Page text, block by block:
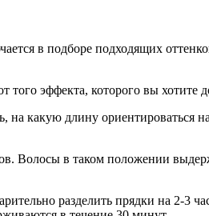
в подборе подходящих
того эффекта, которого вы хотите
на какую длину ориентироваться
Волосы в таком положении
разделить прядки на 2-3